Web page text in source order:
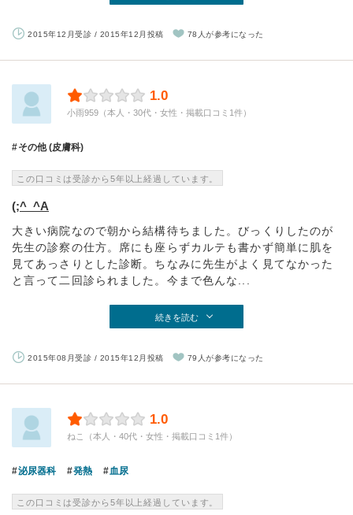
2015年12月受診 / 2015年12月投稿 78人が参考になった
1.0
小雨959（本人・30代・女性・掲載口コミ1件）
その他 (皮膚科)
この口コミは受診から5年以上経過しています。
(;^_^A
大きい病院なので朝から結構待ちました。びっくりしたのが
先生の診察の仕方。席にも座らずカルテも書かず簡単に肌を
見てあっさりとした診断。ちなみに先生がよく見てなかった
と言って二回診られました。今まで色んな...
続きを読む
2015年08月受診 / 2015年12月投稿 79人が参考になった
1.0
ねこ（本人・40代・女性・掲載口コミ1件）
泌尿器科 発熱 血尿
この口コミは受診から5年以上経過しています。